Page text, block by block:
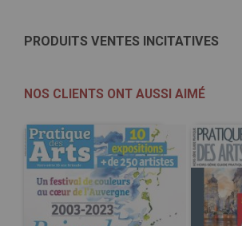
PRODUITS VENTES INCITATIVES
NOS CLIENTS ONT AUSSI AIMÉ